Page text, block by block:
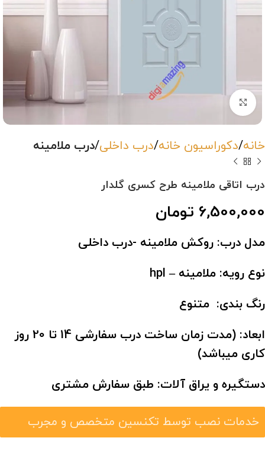
بزرگنمایی تصویر
خانه دکوراسیون خانه درب داخلی درب ملامینه
درب اتاقی ملامینه طرح کسری گلدار
6,500,000 تومان
مدل درب: روکش ملامینه -درب داخلی
نوع رویه: ملامینه – hpl
رنگ بندی: متنوع
ابعاد:
(مدت زمان ساخت درب سفارشی 14 تا 20 روز
کاری میباشد)
دستگیره و یراق آلات: طبق سفارش مشتری
خدمات نصب توسط تکنسین متخصص و مجرب